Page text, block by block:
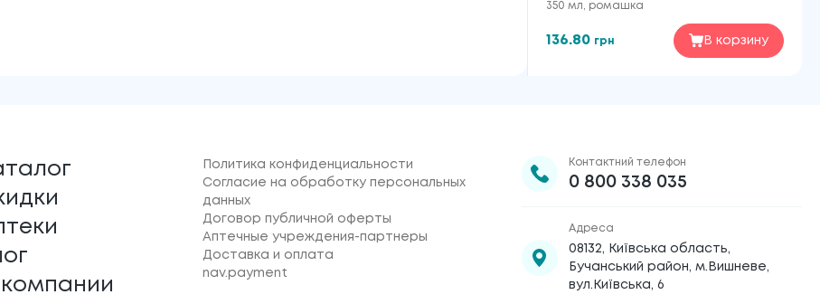
РОМАШКОЙ 350МЛ
350 мл, ромашка
136.80 грн В корзину
Политика конфиденциальности
Согласие на обработку персональных
данных
Договор публичной оферты
Аптечные учреждения-партнеры
Доставка и оплата
nav.payment
Контактний телефон
0 800 338 035
Адреса
08132, Київська область,
Бучанський район, м.Вишневе,
вул.Київська, 6